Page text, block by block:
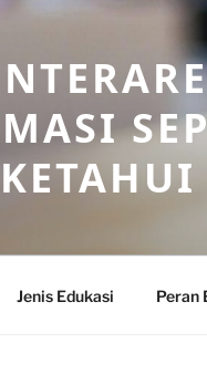
Jenis Edukasi Peran